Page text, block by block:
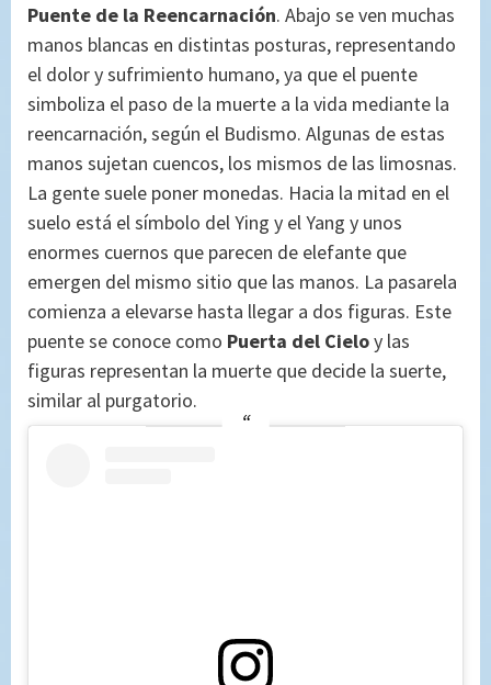
Puente de la Reencarnación. Abajo se ven muchas
manos blancas en distintas posturas, representando
el dolor y sufrimiento humano, ya que el puente
simboliza el paso de la muerte a la vida mediante la
reencarnación, según el Budismo. Algunas de estas
manos sujetan cuencos, los mismos de las limosnas.
La gente suele poner monedas. Hacia la mitad en el
suelo está el símbolo del Ying y el Yang y unos
enormes cuernos que parecen de elefante que
emergen del mismo sitio que las manos. La pasarela
comienza a elevarse hasta llegar a dos figuras. Este
puente se conoce como Puerta del Cieloy las
figuras representan la muerte que decide la suerte,
similar al purgatorio.